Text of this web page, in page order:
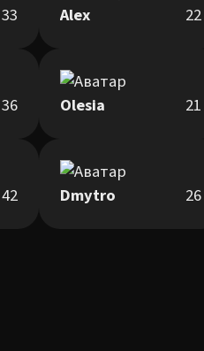
33 Alex 22
36 Olesia 21
42 Dmytro 26